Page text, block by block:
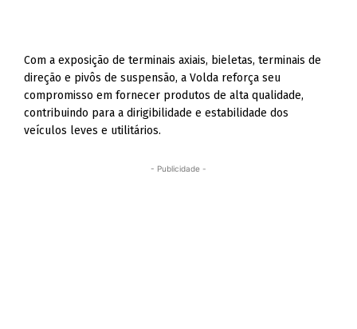
Com a exposição de terminais axiais, bieletas, terminais de
direção e pivôs de suspensão, a Volda reforça seu
compromisso em fornecer produtos de alta qualidade,
contribuindo para a dirigibilidade e estabilidade dos
veículos leves e utilitários.
- Publicidade -